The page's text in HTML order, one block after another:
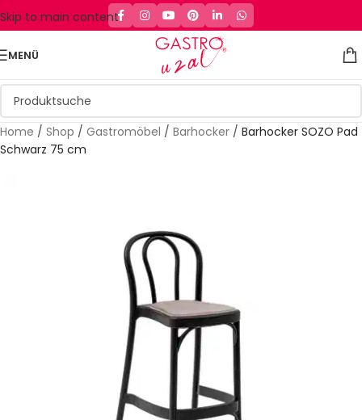
Skip to main content
MENÜ
Home / Shop / Gastromöbel / Barhocker / Barhocker SOZO Pad
Schwarz 75 cm